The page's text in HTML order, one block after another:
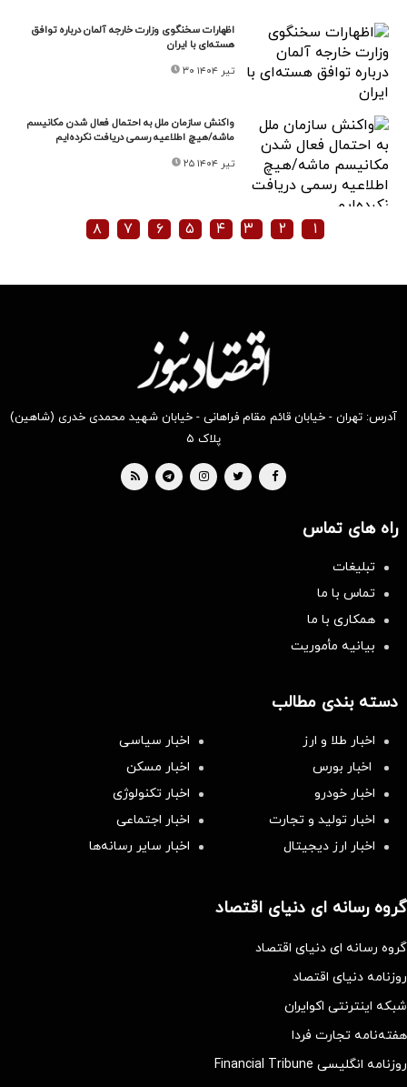
اظهارات سخنگوی وزارت خارجه آلمان درباره توافق
هسته‌ای با ایران
۳۰ تیر ۱۴۰۴
واکنش سازمان ملل به احتمال فعال شدن مکانیسم
ماشه/هیچ اطلاعیه رسمی دریافت نکرده‌ایم
۲۵ تیر ۱۴۰۴
۱ ۲ ۳ ۴ ۵ ۶ ۷ ۸
آدرس: تهران - خیابان قائم مقام فراهانی - خیابان شهید محمدی خدری (شاهین)
پلاک ۵
راه های تماس
تبلیغات
تماس با ما
همکاری با ما
بیانیه مأموریت
دسته بندی مطالب
اخبار طلا و ارز
اخبار سیاسی
اخبار بورس
اخبار مسکن
اخبار خودرو
اخبار تکنولوژی
اخبار تولید و تجارت
اخبار اجتماعی
اخبار ارز دیجیتال
اخبار سایر رسانه‌‌ها
گروه رسانه ای دنیای اقتصاد
گروه رسانه ای دنیای اقتصاد
روزنامه دنیای اقتصاد
شبکه اینترنتی اکوایران
هفته‌نامه تجارت فردا
روزنامه انگلیسی Financial Tribune